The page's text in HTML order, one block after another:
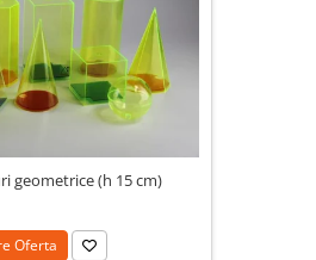
geometrice (h 15 cm)
Oferta